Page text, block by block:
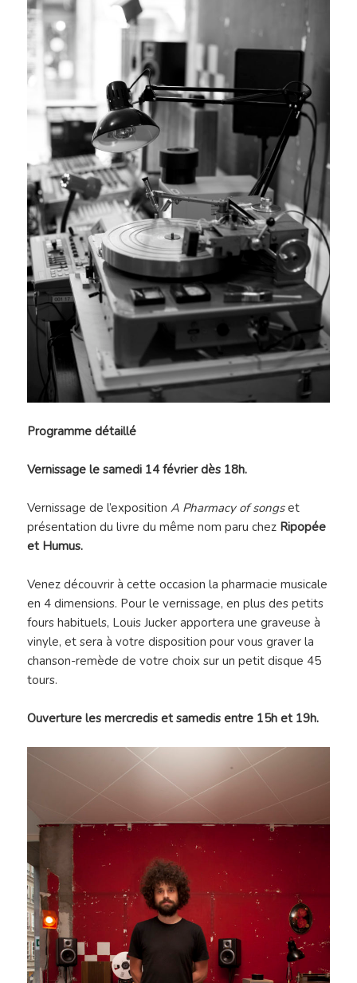
Programme détaillé
Vernissage le samedi 14 février dès 18h.
Vernissage de l’expositionA Pharmacy of songset
présentation du livre du même nom paru chez Ripopée
et Humus.
Venez découvrir à cette occasion la pharmacie musicale
en 4 dimensions. Pour le vernissage, en plus des petits
fours habituels, Louis Jucker apportera une graveuse à
vinyle, et sera à votre disposition pour vous graver la
chanson-remède de votre choix sur un petit disque 45
tours.
Ouverture les mercredis et samedis entre 15h et 19h.